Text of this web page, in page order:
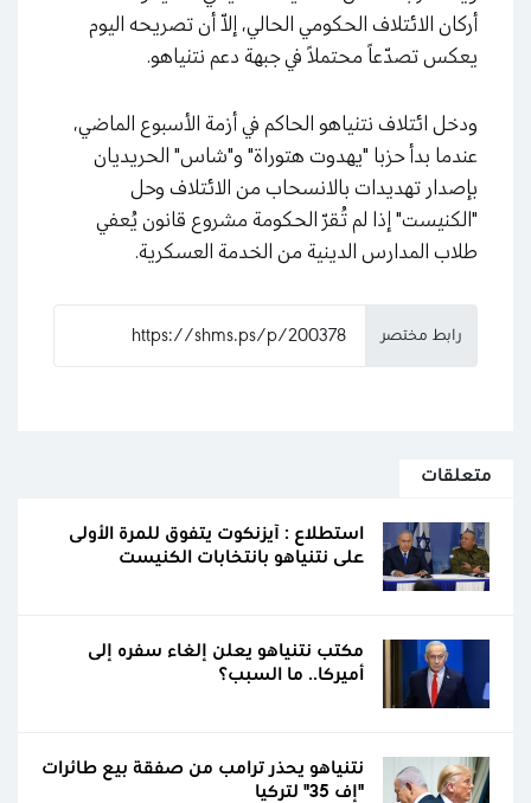
أركان الائتلاف الحكومي الحالي، إلاّ أن تصريحه اليوم
يعكس تصدّعاً محتملاً في جبهة دعم نتنياهو.
ودخل ائتلاف نتنياهو الحاكم في أزمة الأسبوع الماضي،
عندما بدأ حزبا "يهدوت هتوراة" و"شاس" الحريديان
بإصدار تهديدات بالانسحاب من الائتلاف وحل
"الكنيست" إذا لم تُقرّ الحكومة مشروع قانون يُعفي
طلاب المدارس الدينية من الخدمة العسكرية.
رابط مختصر
متعلقات
استطلاع : آيزنكوت يتفوق للمرة الأولى
على نتنياهو بانتخابات الكنيست
مكتب نتنياهو يعلن إلغاء سفره إلى
أميركا.. ما السبب؟
نتنياهو يحذر ترامب من صفقة بيع طائرات
"إف 35" لتركيا